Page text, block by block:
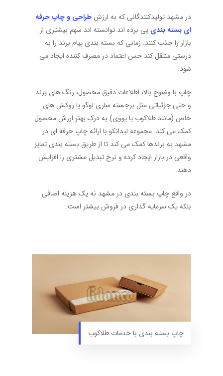
در مشهد تولیدکنندگانی که به ارزشطراحی و چاپ حرفه
ای بسته بندی پی برده اند توانسته اند سهم بیشتری از
بازار را جذب کنند. زمانی که بسته بندی پیام برند را به
درستی منتقل کند حس اعتماد در مصرف کننده ایجاد می
شود.
چاپ با وضوح بالا، اطلاعات دقیق محصول، رنگ های برند
و حتی جزئیاتی مثل برجسته سازی لوگو یا روکش های
خاص (مانند طلاکوب یا یووی) به درک بهتر ارزش محصول
کمک می کند. مجموعه لیدانکو با ارائه چاپ حرفه ای در
مشهد به برندها کمک می کند تا از طریق بسته بندی تمایز
واقعی در بازار ایجاد کرده و نرخ تبدیل مشتری را افزایش
دهند.
در واقع چاپ بسته بندی در مشهد نه یک هزینه اضافی
بلکه یک سرمایه گذاری در فروش بیشتر است.
چاپ بسته بندی با خدمات طلاکوب